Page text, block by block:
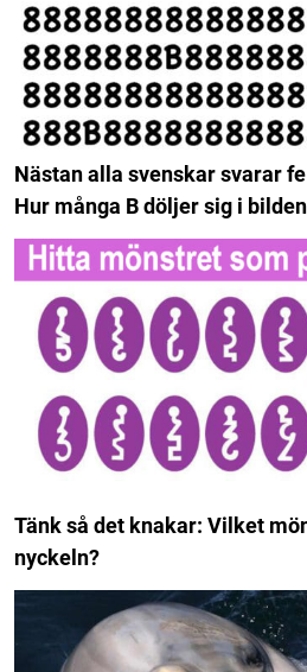
Nästan alla svenskar svarar
Hur många B döljer sig i
Tänk så det knakar: Vilket
nyckeln?